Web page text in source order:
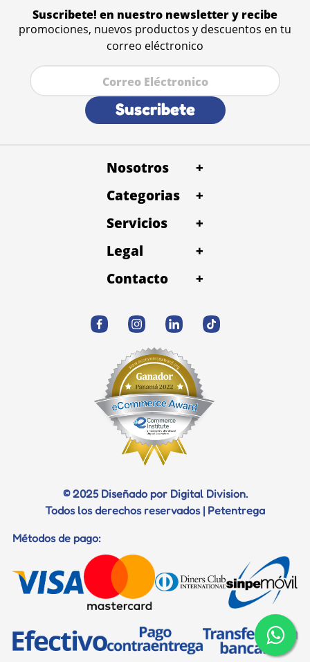
Suscribete! en nuestro newsletter y recibe
promociones, nuevos productos y descuentos en tu
correo eléctronico
Suscribete
Nosotros
+
Categorias
+
Servicios
+
Legal
+
Contacto
+
© 2025 Diseñado por Digital Division.
Todos los derechos reservados | Petentrega
Métodos de pago: